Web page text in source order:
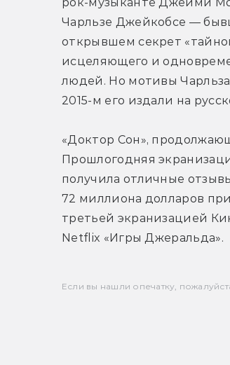
Чарльзе Джейкобсе —
открывшем секрет
исцеляющего и
людей. Но мотивы Чарльза
2015-м его издали на
«Доктор Сон»,
Прошлогодняя
получила отличные
72 миллиона долларов
третьей экранизацией
Netflix «Игры Джеральда».
Если вы нашли опечатку,